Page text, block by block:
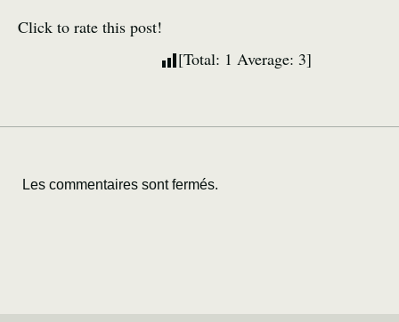
Click to rate this post!
[Total: 1 Average: 3]
Les commentaires sont fermés.